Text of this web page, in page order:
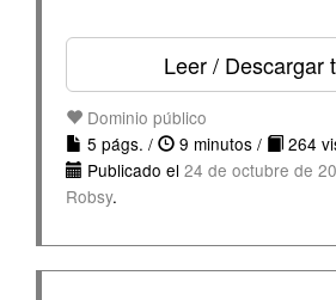
Leer / Descargar
Dominio público
5 págs. /
9 minutos /
264
Publicado el 24 de octubre de
Robsy.